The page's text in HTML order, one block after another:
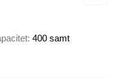
400 samt